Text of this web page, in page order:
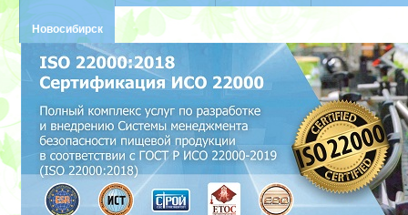
8 (812) 748-2493 8 (343) 237-2593
Новосибирск
8 (383) 227-8449